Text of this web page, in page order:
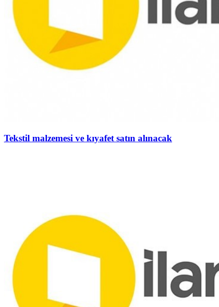
Tekstil malzemesi ve kıyafet satın alınacak